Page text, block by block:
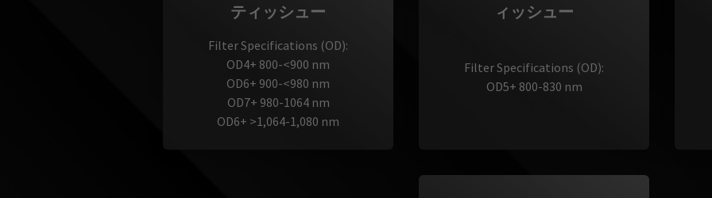
ティッシュー
Filter Specifications (OD):
OD4+ 800-<900 nm
OD6+ 900-<980 nm
OD7+ 980-1064 nm
OD6+ >1,064-1,080 nm
ィッシュー
Filter Specifications (OD):
OD5+ 800-830 nm